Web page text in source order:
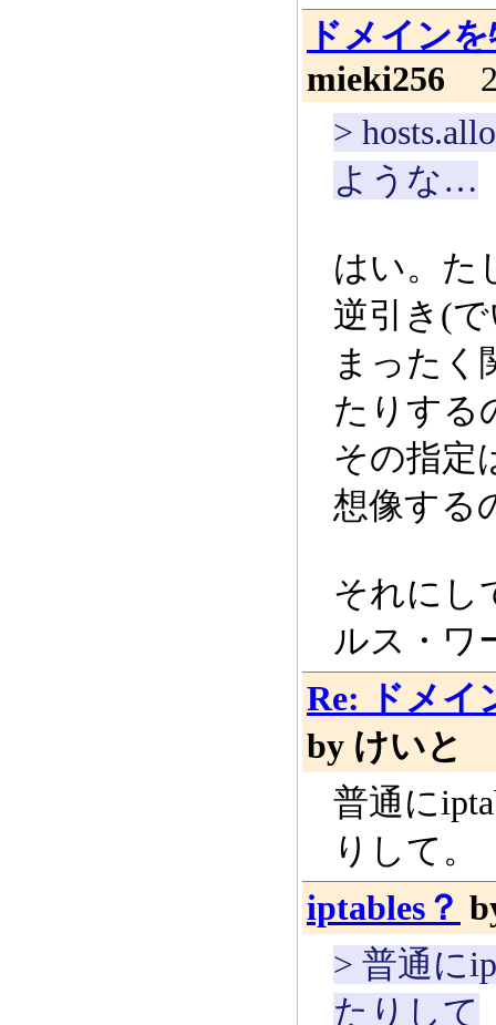
ドメイン
mieki256
>
ような…
はい。た
逆引き(
まったく
たりする
その指定
想像する
それにし
ルス・ワ
Re: ドメイ
by けいと
普通に
りして。
iptables？
> 普通に
たりして